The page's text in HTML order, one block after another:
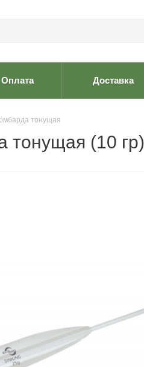
Оплата Доставка
тонущая
тонущая (10 гр)